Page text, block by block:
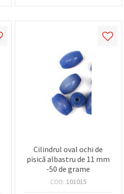
Cilindrul oval ochi de
pisică albastru de 11 mm
-50 de grame
COD: 101015